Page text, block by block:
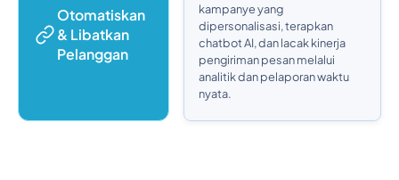
Otomatiskan
& Libatkan
Pelanggan
kampanye yang
dipersonalisasi, terapkan
chatbot AI, dan lacak kinerja
pengiriman pesan melalui
analitik dan pelaporan waktu
nyata.